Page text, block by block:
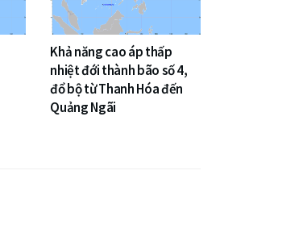
Khả năng cao áp thấp
nhiệt đới thành bão số 4,
đổ bộ từ Thanh Hóa đến
Quảng Ngãi